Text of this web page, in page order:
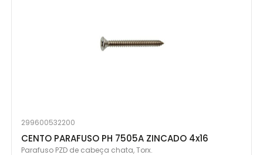
299600532200
CENTO PARAFUSO PH 7505A ZINCADO 4x16
Parafuso PZD de cabeça chata, Torx.